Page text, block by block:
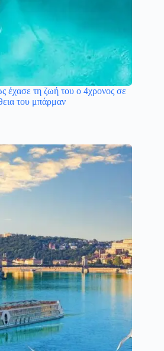
τη ζωή του ο 4χρονος σε
του μπάρμαν